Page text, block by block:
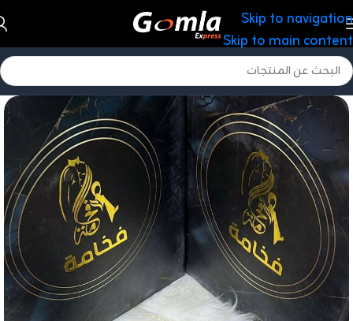
Skip to navigation
Skip to main content